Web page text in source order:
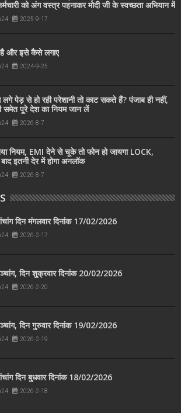
को अंग वस्त्र पहनाकर मोदी जी के स्वच्छता अभियान में
2025-9-17
है और इसे कैसे लगाए
2024-9-25
पेड़ से हो रही परेशानी तो काट सकते हैं? पंजाब ही नहीं,
समेत पूरे देश का नियम जान लें
2026-8-7
नियम, EMI देने से चूके तो फोन हो जायगा LOCK,
इतनी देर में होगा अनलॉक
2026-8-7
दिन मंगलवार दिनांक 17/02/2026
2026-2-17
दिन शुक्रवार दिनांक 20/02/2026
2026-2-20
दिन गुरुवार दिनांक 19/02/2026
2026-2-19
दिन बुधवार दिनांक 18/02/2026
2026-2-18